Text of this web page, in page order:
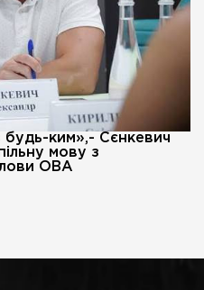
ким»,- Сєнкевич
мову з
ОВА